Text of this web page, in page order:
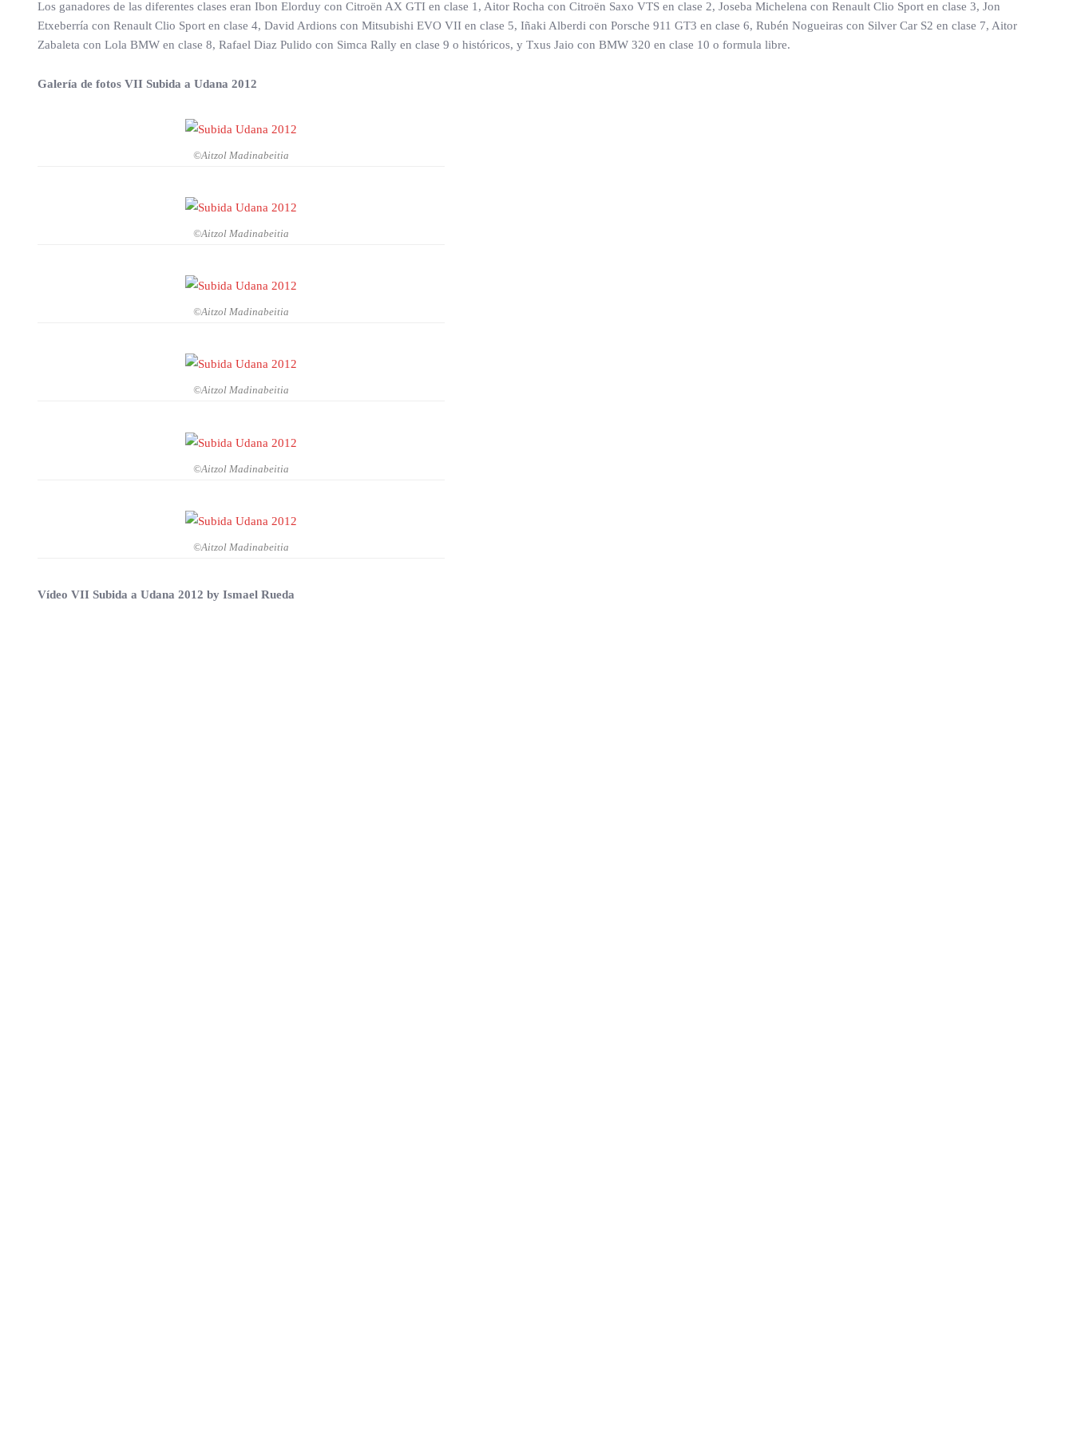
Los ganadores de las diferentes clases eran Ibon Elorduy con Citroën AX GTI en clase 1, Aitor Rocha con Citroën Saxo VTS en clase 2, Joseba Michelena con Renault Clio Sport en clase 3, Jon
Etxeberría con Renault Clio Sport en clase 4, David Ardions con Mitsubishi EVO VII en clase 5, Iñaki Alberdi con Porsche 911 GT3 en clase 6, Rubén Nogueiras con Silver Car S2 en clase 7, Aitor
Zabaleta con Lola BMW en clase 8, Rafael Diaz Pulido con Simca Rally en clase 9 o históricos, y Txus Jaio con BMW 320 en clase 10 o formula libre.
Galería de fotos VII Subida a Udana 2012
©Aitzol Madinabeitia
©Aitzol Madinabeitia
©Aitzol Madinabeitia
©Aitzol Madinabeitia
©Aitzol Madinabeitia
©Aitzol Madinabeitia
Vídeo VII Subida a Udana 2012 by Ismael Rueda